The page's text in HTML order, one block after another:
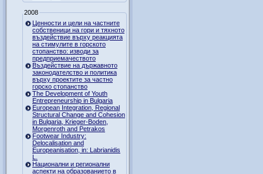
2008
Ценности и цели на частните
собственици на гори и тяхното
въздействие върху реакцията
на стимулите в горското
стопанство: изводи за
предприемачеството
Въздействие на държавното
законодателство и политика
върху проектите за частно
горско стопанство
The Development of Youth
Entrepreneurship in Bulgaria
European Integration, Regional
Structural Change and Cohesion
in Bulgaria, Krieger-Boden,
Morgenroth and Petrakos
Footwear Industry:
Delocalisation and
Europeanisation, in: Labrianidis
L.
Национални и регионални
аспекти на образованието в